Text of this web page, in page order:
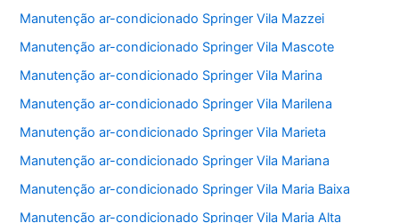
Manutenção ar-condicionado Springer Vila Mazzei
Manutenção ar-condicionado Springer Vila Mascote
Manutenção ar-condicionado Springer Vila Marina
Manutenção ar-condicionado Springer Vila Marilena
Manutenção ar-condicionado Springer Vila Marieta
Manutenção ar-condicionado Springer Vila Mariana
Manutenção ar-condicionado Springer Vila Maria Baixa
Manutenção ar-condicionado Springer Vila Maria Alta